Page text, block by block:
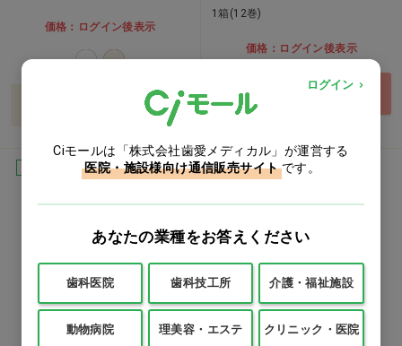
価格：ログイン後表示
バリエーションを見る
1箱(12巻)
価格：ログイン後表示
買い物カゴ
Ciオリジナル
ログイン
Ciモールは「株式会社歯愛メディカル」が運営する
医院・施設様向け通信販売サイト です。
あなたの業種をお答えください
歯科医院 歯科技工所 介護・福祉施設
動物病院 理美容・エステ クリニック・医院